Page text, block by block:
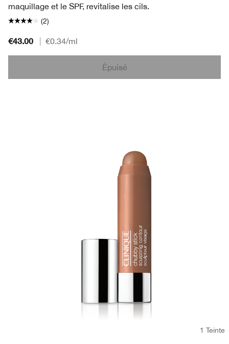
maquillage et le SPF, revitalise les cils.
(2)
€43.00 €0.34/ml
Épuisé
1 Teinte